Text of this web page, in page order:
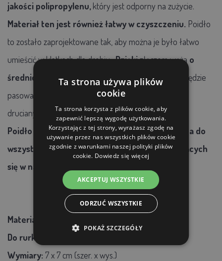
jakości polipropylenu, który jest odporny na zużycie.
Materiał ten jest również łatwy w czyszczeniu. Poidło
to zostało zaprojektowane tak, aby można je było łatwo
umieścić wklatkachdla drobiu.Dziękizłączom węża o
średnicy
14 mm i 9 mm można
mieć pewność, że będzie
pasować do większości standardowych klatek i siatek
drucianych.
Poidło może służyć również jako część zamienna do
wszystkich klatek przepiórczych GAUN znajdujących
się w naszej ofercie.
Materiał:
Do rurki o średnicy wewnętrznej 9 mm
Wymiary: 7 x 7 cm (szer. x wys.)
Ta strona używa plików
cookie
Ta strona korzysta z plików cookie, aby
zapewnić lepszą wygodę użytkowania.
Korzystając z tej strony, wyrażasz zgodę na
używanie przez nas wszystkich plików cookie
zgodnie z warunkami naszej polityki plików
cookie. Dowiedz się więcej
AKCEPTUJ WSZYSTKIE
ODRZUĆ WSZYSTKIE
POKAŻ SZCZEGÓŁY